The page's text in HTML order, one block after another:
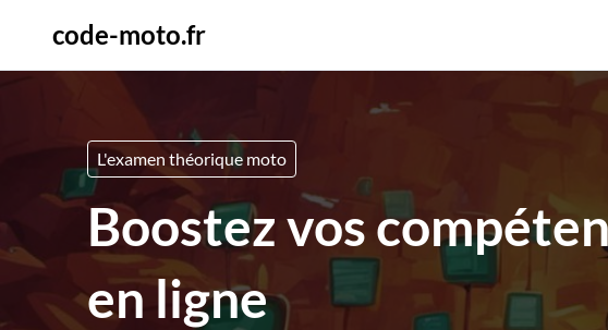
code-moto.fr
L'examen théorique moto
Boostez vos
en ligne